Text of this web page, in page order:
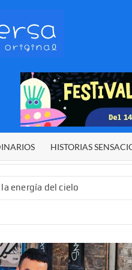
original
HISTORIAS
energía del cielo
de El Niño”
alcanzar